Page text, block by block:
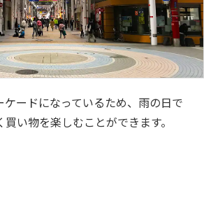
ードになっているため、雨の日で
い物を楽しむことができます。